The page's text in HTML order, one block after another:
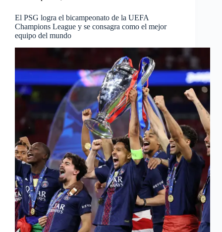
El PSG logra el bicampeonato de la UEFA
Champions League y se consagra como el mejor
equipo del mundo